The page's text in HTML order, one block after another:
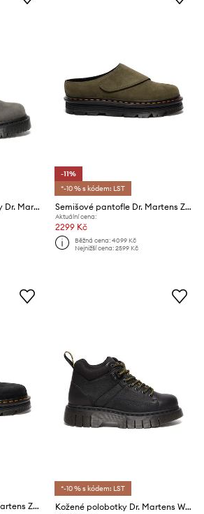
Semišové kotníkové boty Dr. Martens 2976 Bex Fur Lined
-11%
*-10 % s kódem: LST
Semišové pantofle Dr. Martens ZebZag AnyWair Mule
Aktuální cena:
2299 Kč
Běžná cena:4099 Kč
Nejnižší cena:2599 Kč
Semišové pantofle Dr. Martens ZebZag AnyWair Mule
*-10 % s kódem: LST
Kožené polobotky Dr. Martens Woodard